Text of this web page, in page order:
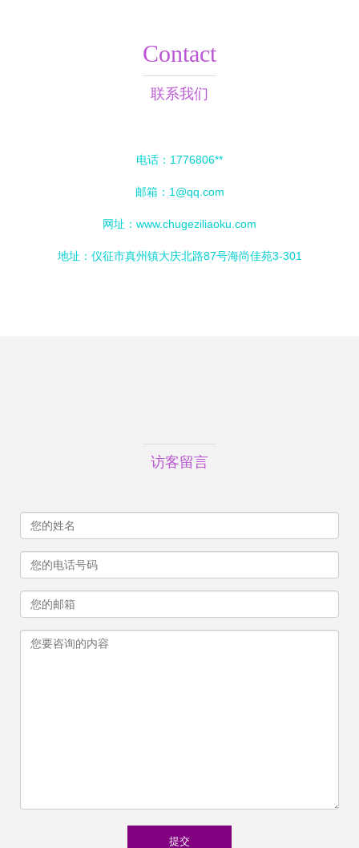
Contact
联系我们
电话：1776806**
邮箱： 1@qq.com
网址： www.chugeziliaoku.com
地址：仪征市真州镇大庆北路87号海尚佳苑3-301
访客留言